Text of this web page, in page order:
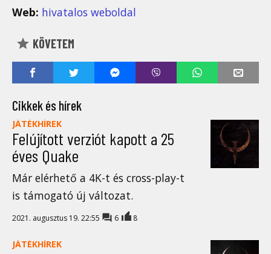
Web: hivatalos weboldal
KÖVETEM
Cikkek és hírek
JÁTÉKHÍREK
Felújított verziót kapott a 25
éves Quake
Már elérhető a 4K-t és cross-play-t
is támogató új változat.
2021. augusztus 19. 22:55 6 8
JÁTÉKHÍREK